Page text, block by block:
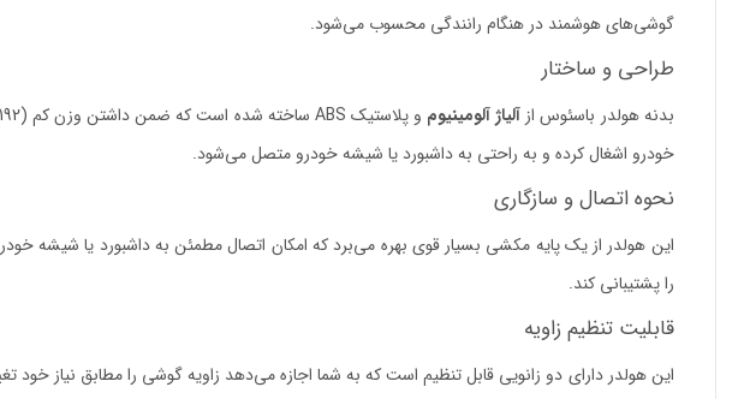
گوشی‌های هوشمند در هنگام رانندگی محسوب می‌شود.
طراحی و ساختار
بدنه هولدر باسئوس از آلیاژ آلومینیوم
خودرو اشغال کرده و به راحتی به داشبورد یا شیشه خودرو متصل می‌شود.
نحوه اتصال و سازگاری
این هولدر از یک پایه مکشی بسیار قوی بهره می‌برد که امکان اتصال مطمئن به داشبورد یا شیشه
را پشتیبانی کند.
قابلیت تنظیم زاویه
این هولدر دارای دو زانویی قابل تنظیم است که به شما اجازه می‌دهد زاویه گوشی را مطابق نیاز خود